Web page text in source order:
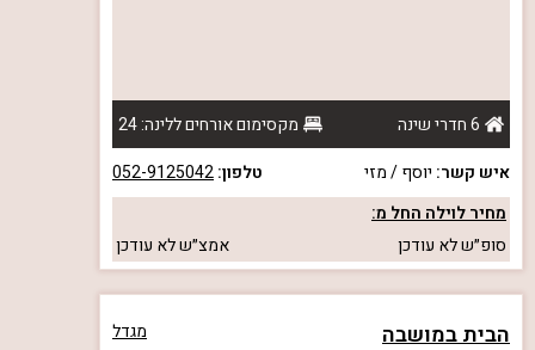
6 חדרי שינה
מקסימום אורחים ללינה: 24
איש קשר: יוסף / מזי טלפון:052-9125042
מחיר לוילה החל מ:
סופ״שלא עודכן אמצ״שלא עודכן
הבית במושבה מגדל